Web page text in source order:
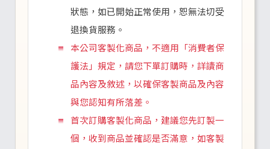
狀態，如已開始正常使用，恕無法切受
退換貨服務。
本公司客製化商品，不適用「消費者保
護法」規定，請您下單訂購時，詳讀商
品內容及敘述，以確保客製商品及內容
與您認知有所落差。
首次訂購客製化商品，建議您先訂製一
個，收到商品並確認是否滿意，如客製